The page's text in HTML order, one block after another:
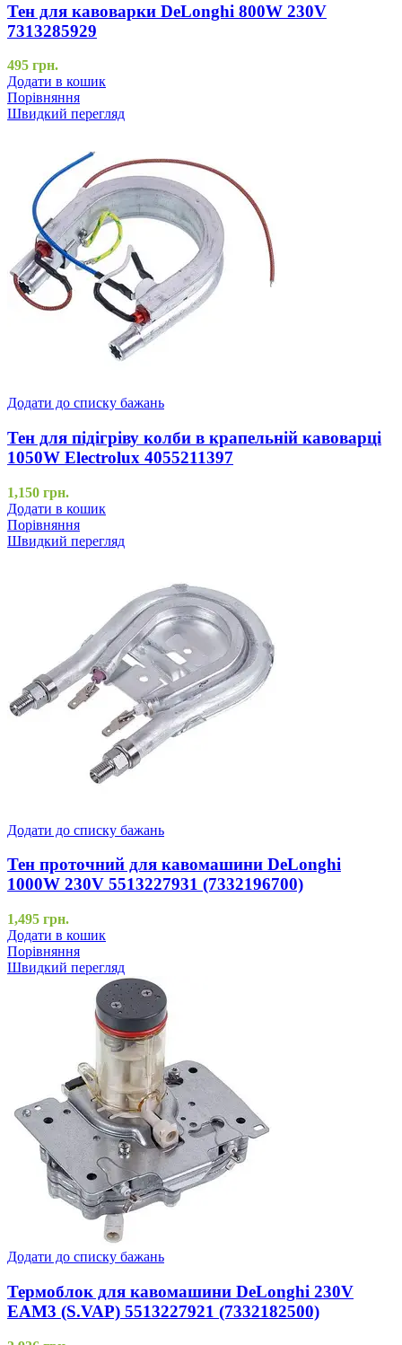
Тен для кавоварки DeLonghi 800W 230V
7313285929
495 грн.
Додати в кошик
Порівняння
Швидкий перегляд
Додати до списку бажань
Тен для підігріву колби в крапельній кавоварці
1050W Electrolux 4055211397
1,150 грн.
Додати в кошик
Порівняння
Швидкий перегляд
Додати до списку бажань
Тен проточний для кавомашини DeLonghi
1000W 230V 5513227931 (7332196700)
1,495 грн.
Додати в кошик
Порівняння
Швидкий перегляд
Додати до списку бажань
Термоблок для кавомашини DeLonghi 230V
EAM3 (S.VAP) 5513227921 (7332182500)